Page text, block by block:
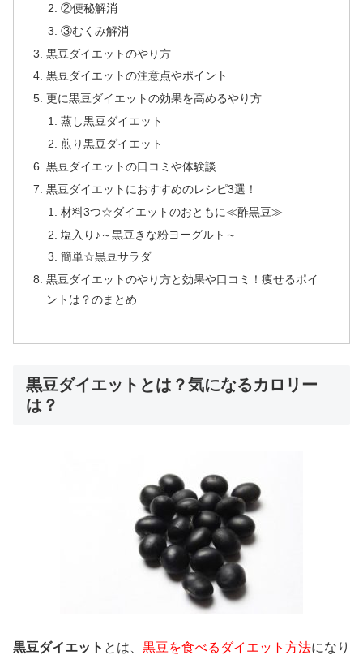
②便秘解消
③むくみ解消
黒豆ダイエットのやり方
黒豆ダイエットの注意点やポイント
更に黒豆ダイエットの効果を高めるやり方
蒸し黒豆ダイエット
煎り黒豆ダイエット
黒豆ダイエットの口コミや体験談
黒豆ダイエットにおすすめのレシピ3選！
材料3つ☆ダイエットのおともに≪酢黒豆≫
塩入り♪～黒豆きな粉ヨーグルト～
簡単☆黒豆サラダ
黒豆ダイエットのやり方と効果や口コミ！痩せるポイ
ントは？のまとめ
黒豆ダイエットとは？気になるカロリー
は？
黒豆ダイエット とは、 黒豆を食べるダイエット方法になり